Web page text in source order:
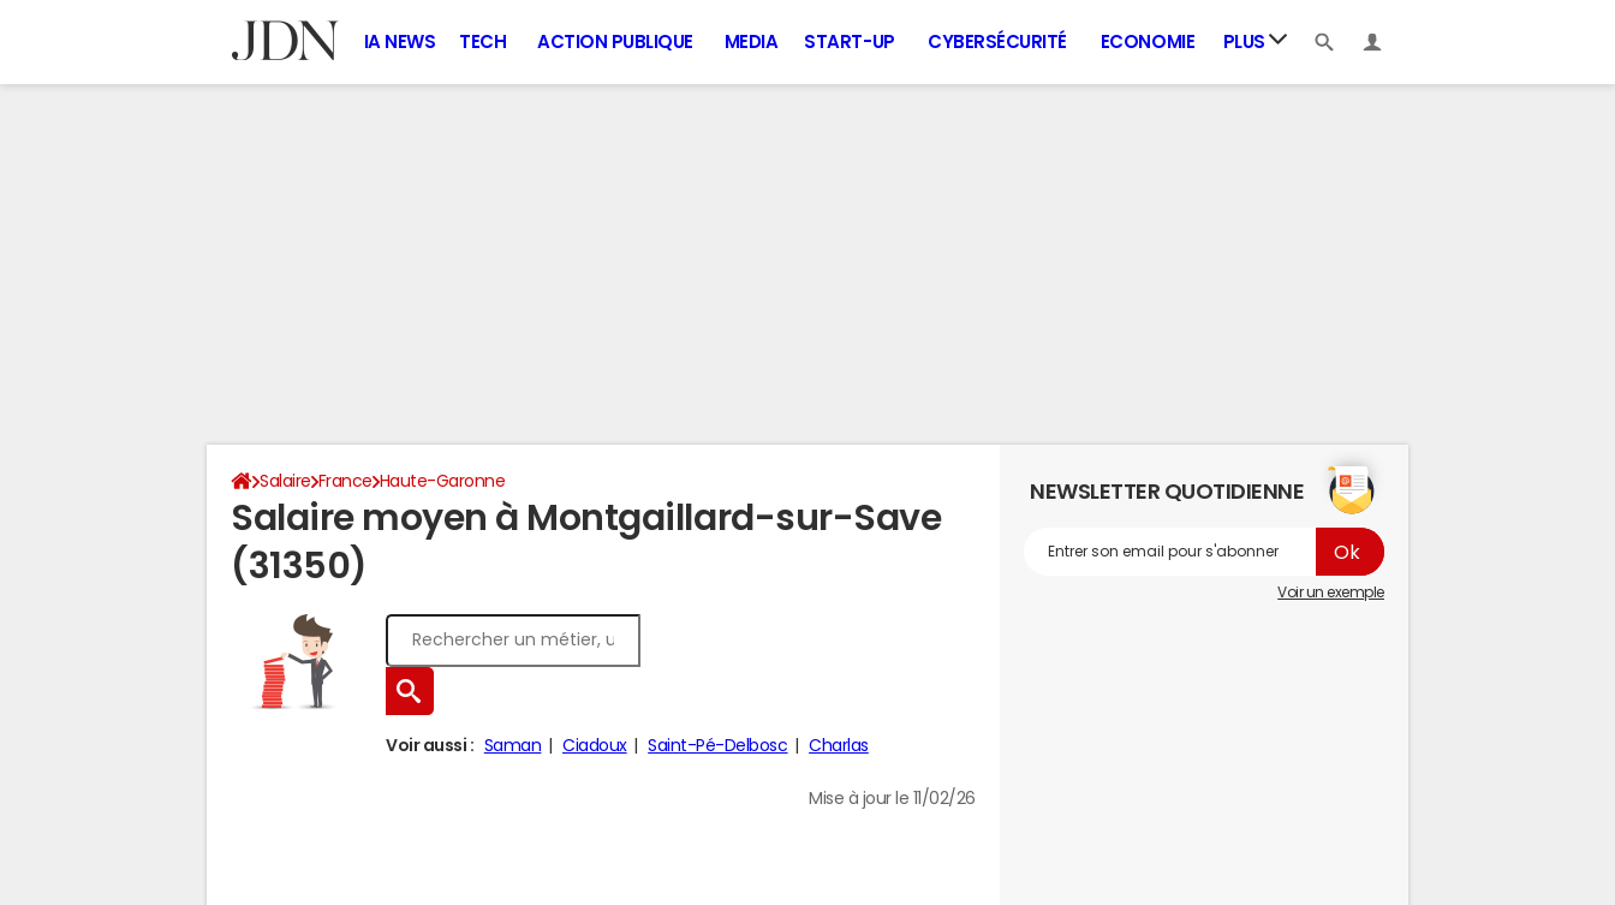
IA NEWS TECH ACTION PUBLIQUE MEDIA START-UP CYBERSÉCURITÉ ECONOMIE PLUS
Salaire France Haute-Garonne
Salaire moyen à Montgaillard-sur-Save
(31350)
Voir aussi : Saman Ciadoux Saint-Pé-Delbosc Charlas
Mise à jour le 11/02/26
NEWSLETTER QUOTIDIENNE
Voir un exemple